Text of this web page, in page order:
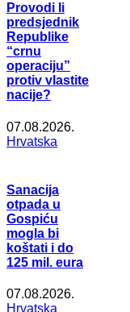
Provodi li
predsjednik
Republike
“crnu
operaciju”
protiv vlastite
nacije?
07.08.2026.
Hrvatska
Sanacija
otpada u
Gospiću
mogla bi
koštati i do
125 mil. eura
07.08.2026.
Hrvatska